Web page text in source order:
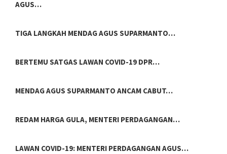
AGUS…
TIGA LANGKAH MENDAG AGUS SUPARMANTO…
BERTEMU SATGAS LAWAN COVID-19 DPR…
MENDAG AGUS SUPARMANTO ANCAM CABUT…
REDAM HARGA GULA, MENTERI PERDAGANGAN…
LAWAN COVID-19: MENTERI PERDAGANGAN AGUS…